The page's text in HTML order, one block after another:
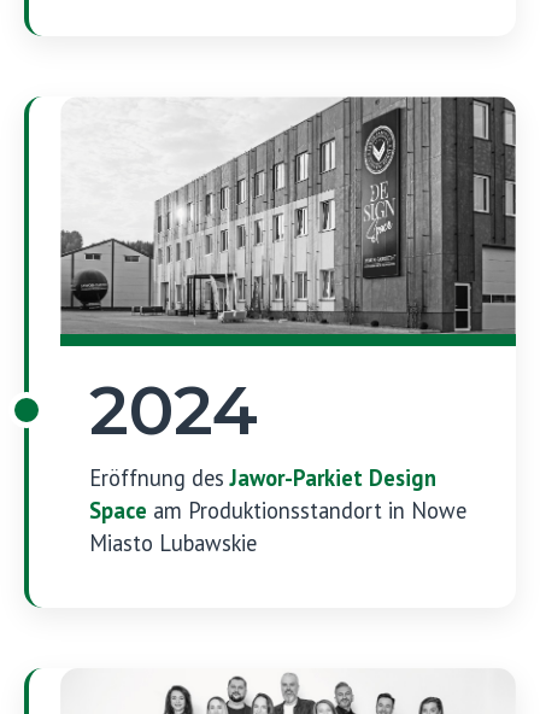
2024
Eröffnung desJawor-Parkiet Design
Space am Produktionsstandort in Nowe
Miasto Lubawskie